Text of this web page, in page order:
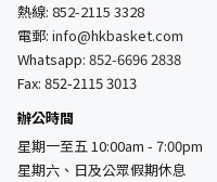
熱線: 852-2115 3328
電郵: info@hkbasket.com
Whatsapp: 852-6696 2838
Fax: 852-2115 3013
辦公時間
星期一至五 10:00am - 7:00pm
星期六、日及公眾假期休息